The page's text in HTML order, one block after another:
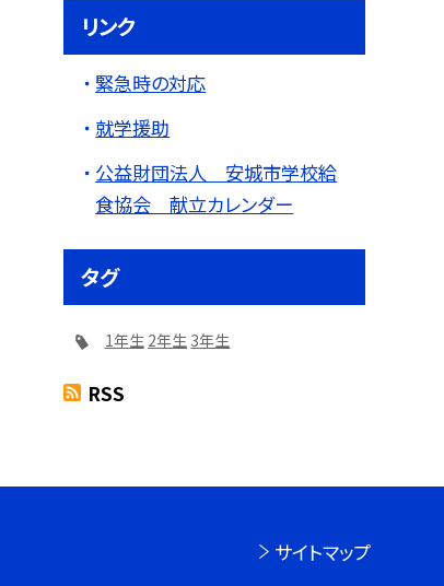
リンク
緊急時の対応
就学援助
公益財団法人 安城市学校給
食協会 献立カレンダー
タグ
1年生 2年生 3年生
RSS
サイトマップ